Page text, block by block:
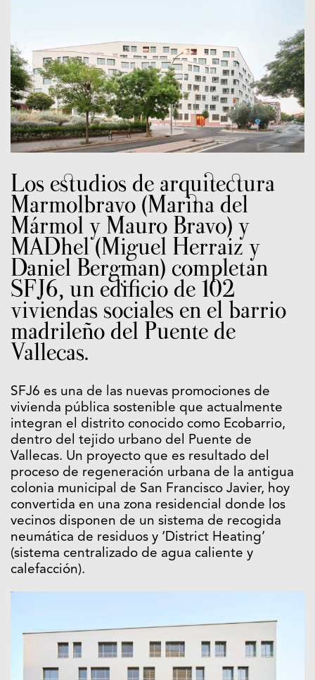
Los estudios de arquitectura
Marmolbravo (Marina del
Mármol y Mauro Bravo) y
MADhel (Miguel Herraiz y
Daniel Bergman) completan
SFJ6, un edificio de 102
viviendas sociales en el barrio
madrileño del Puente de
Vallecas.
SFJ6 es una de las nuevas promociones de
vivienda pública sostenible que actualmente
integran el distrito conocido como Ecobarrio,
dentro del tejido urbano del Puente de
Vallecas. Un proyecto que es resultado del
proceso de regeneración urbana de la antigua
colonia municipal de San Francisco Javier, hoy
convertida en una zona residencial donde los
vecinos disponen de un sistema de recogida
neumática de residuos y ‘District Heating’
(sistema centralizado de agua caliente y
calefacción).